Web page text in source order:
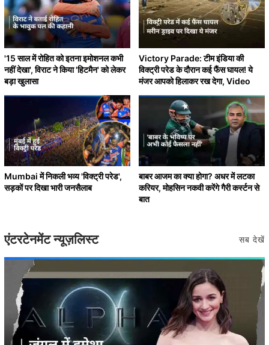
'15 साल में रोहित को इतना इमोशनल कभी
नहीं देखा', विराट ने किया 'हिटमैन' को लेकर
बड़ा खुलासा
Victory Parade: टीम इंडिया की
विक्ट्री परेड के दौरान कई फैंस घायल! ये
मंजर आपको हिलाकर रख देगा, Video
Mumbai में निकली भव्य 'विक्ट्री परेड',
सड़कों पर दिखा भारी जनसैलाब
बाबर आजम का क्या होगा? अधर में लटका
करियर, मोहसिन नकवी करेंगे गैरी कर्स्टन से
बात
एंटरटेनमेंट न्यूज़लिस्ट सब देखें